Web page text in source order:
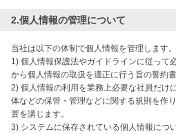
2.個人情報の管理について
当社は以下の体制で個人情報を管理します。
1) 個人情報保護法やガイドラインに従って
から個人情報の取扱を適正に行う旨の誓約書
2) 個人情報の利用を業務上必要な社員だけ
体などの保管・管理などに関する規則を作
置を講じます。
3) システムに保存されている個人情報につ